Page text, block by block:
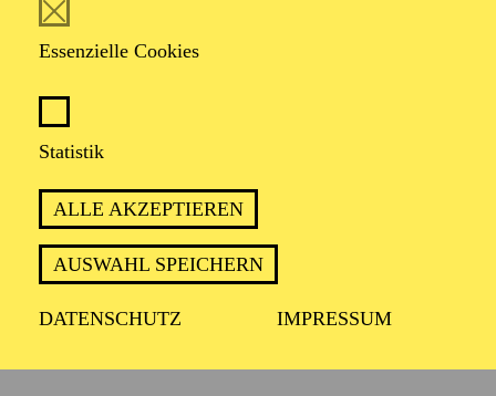
Essenzielle Cookies
Statistik
ALLE AKZEPTIEREN
AUSWAHL SPEICHERN
DATENSCHUTZ IMPRESSUM
TERMIN
2 Stunden 15 Minuten, inkl. Pause